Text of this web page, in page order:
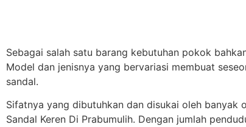
Sebagai salah satu barang kebutuhan pokok
Model dan jenisnya yang bervariasi membuat
sandal.
Sifatnya yang dibutuhkan dan disukai oleh banyak
Sandal Keren Di Prabumulih. Dengan jumlah